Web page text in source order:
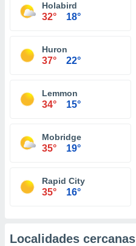
Holabird
32° 18°
Huron
37° 22°
Lemmon
34° 15°
Mobridge
35° 19°
Rapid City
35° 16°
Localidades cercanas